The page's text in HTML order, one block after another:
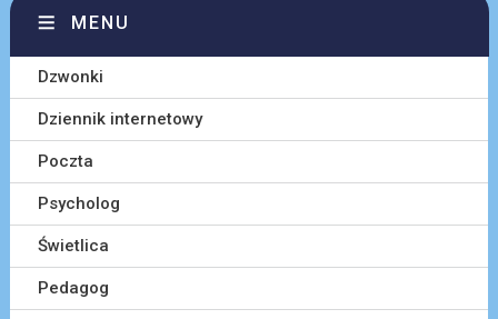
MENU
Dzwonki
Dziennik internetowy
Poczta
Psycholog
Świetlica
Pedagog